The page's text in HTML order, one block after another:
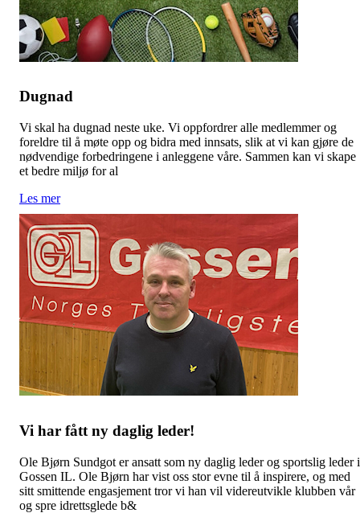
Dugnad
Vi skal ha dugnad neste uke. Vi oppfordrer alle medlemmer og
foreldre til å møte opp og bidra med innsats, slik at vi kan gjøre de
nødvendige forbedringene i anleggene våre. Sammen kan vi skape
et bedre miljø for al
Les mer
Vi har fått ny daglig leder!
Ole Bjørn Sundgot er ansatt som ny daglig leder og sportslig leder i
Gossen IL. Ole Bjørn har vist oss stor evne til å inspirere, og med
sitt smittende engasjement tror vi han vil videreutvikle klubben vår
og spre idrettsglede b&